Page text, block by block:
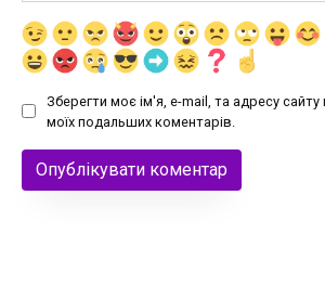
Зберегти моє ім'я, e-mail, та адресу сайту
моїх подальших коментарів.